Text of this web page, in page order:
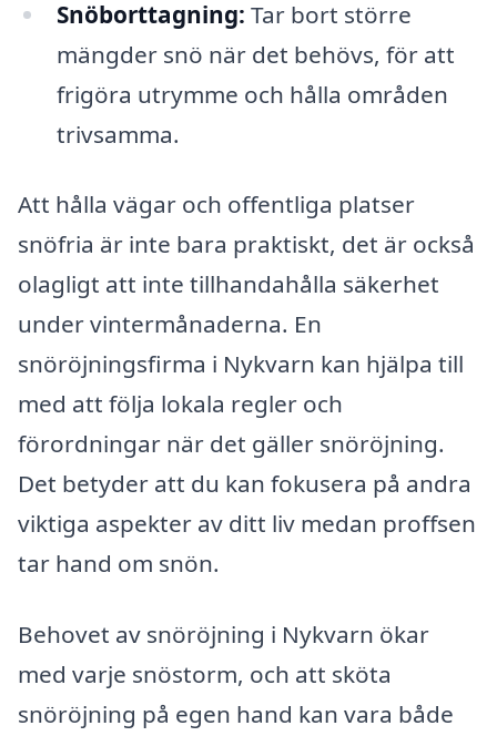
Snöborttagning: Tar bort större
mängder snö när det behövs, för att
frigöra utrymme och hålla områden
trivsamma.
Att hålla vägar och offentliga platser
snöfria är inte bara praktiskt, det är också
olagligt att inte tillhandahålla säkerhet
under vintermånaderna. En
snöröjningsfirma i Nykvarn kan hjälpa till
med att följa lokala regler och
förordningar när det gäller snöröjning.
Det betyder att du kan fokusera på andra
viktiga aspekter av ditt liv medan proffsen
tar hand om snön.
Behovet av snöröjning i Nykvarn ökar
med varje snöstorm, och att sköta
snöröjning på egen hand kan vara både